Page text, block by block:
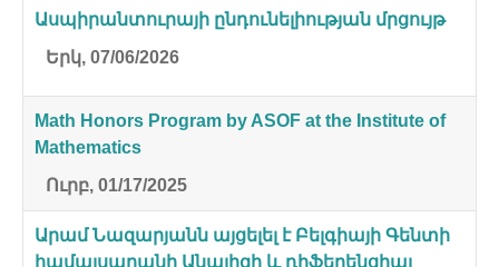
Ասպիրանտուրայի ընդունելիության մրցույթ
Երկ, 07/06/2026
Math Honors Program by ASOF at the Institute of
Mathematics
Ուրբ, 01/17/2025
Արամ Նազարյանն այցելել է Բելգիայի Գենտի
համալսարանի Անալիզի և դիֆերենցիալ